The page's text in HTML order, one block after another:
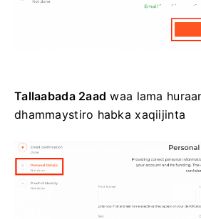
Tallaabada 2aad waa lama
dhammaystiro habka xaqiijinta